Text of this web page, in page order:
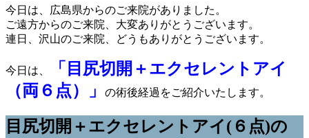
今日は、広島県からのご来院がありました。
ご遠方からのご来院、大変ありがとうございます。
連日、沢山のご来院、どうもありがとうございます。
今日は、
「目尻切開＋エクセレントアイ
（両６点）」
の術後経過をご紹介いたします。
目尻切開＋エクセレントアイ(６点)の